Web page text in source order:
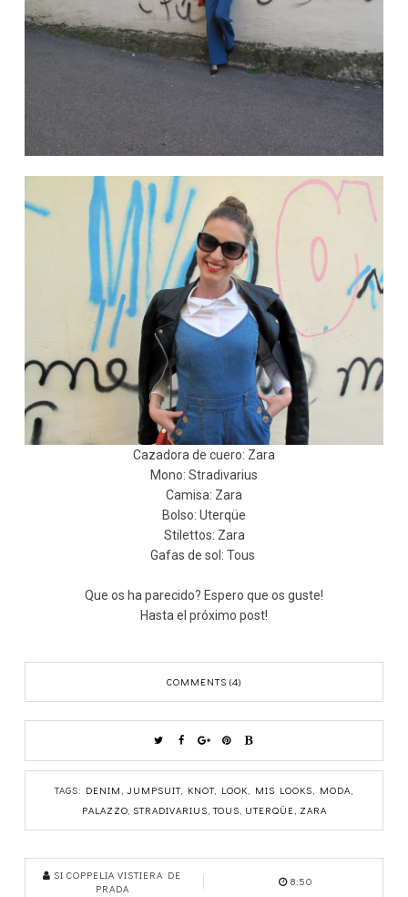
Cazadora de cuero: Zara
Mono: Stradivarius
Camisa: Zara
Bolso: Uterqüe
Stilettos: Zara
Gafas de sol: Tous
Que os ha parecido? Espero que os guste!
Hasta el próximo post!
COMMENTS (4)
TAGS: DENIM , JUMPSUIT, KNOT, LOOK, MIS LOOKS, MODA,
PALAZZO, STRADIVARIUS,TOUS, UTERQÜE, ZARA
SI COPPELIA VISTIERA DE
PRADA
8:50